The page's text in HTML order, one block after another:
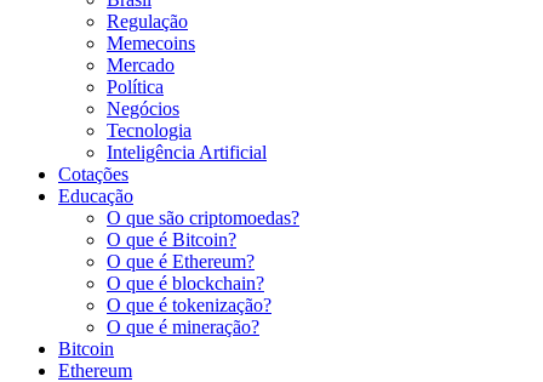
Regulação
Memecoins
Mercado
Política
Negócios
Tecnologia
Inteligência Artificial
Cotações
Educação
O que são criptomoedas?
O que é Bitcoin?
O que é Ethereum?
O que é blockchain?
O que é tokenização?
O que é mineração?
Bitcoin
Ethereum